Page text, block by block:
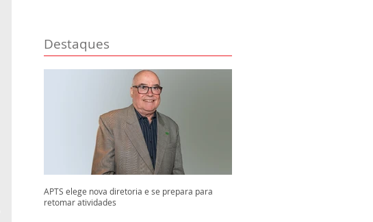
Destaques
APTS elege nova diretoria e se prepara para
retomar atividades